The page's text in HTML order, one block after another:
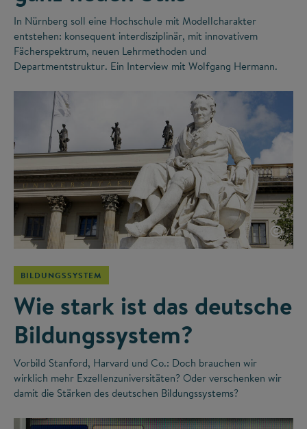
In Nürnberg soll eine Hochschule mit Modellcharakter
entstehen: konsequent interdisziplinär, mit innovativem
Fächerspektrum, neuen Lehrmethoden und
Departmentstruktur. Ein Interview mit Wolfgang Hermann.
©
BILDUNGSSYSTEM
Wie stark ist das deutsche
Bildungssystem?
Vorbild Stanford, Harvard und Co.: Doch brauchen wir
wirklich mehr Exzellenzuniversitäten? Oder verschenken wir
damit die Stärken des deutschen Bildungssystems?